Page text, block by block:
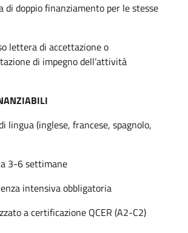
di doppio finanziamento per le stesse
lettera di accettazione o
di impegno dell’attività
lingua (inglese, francese, spagnolo,
3-6 settimane
intensiva obbligatoria
a certificazione QCER (A2-C2)